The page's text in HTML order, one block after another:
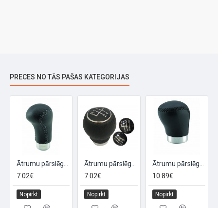
PRECES NO TĀS PAŠAS KATEGORIJAS
7.02€
Nopirkt
7.02€
Nopirkt
10.89€
Nopirkt